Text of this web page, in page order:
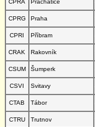
CPRG
Praha
CPRI
Příbram
CRAK
Rakovník
CSUM
Šumperk
CSVI
Svitavy
CTAB
Tábor
CTRU
Trutnov